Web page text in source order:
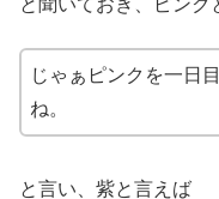
と聞いておき、ピンク
じゃぁピンクを一日
ね。
と言い、紫と言えば